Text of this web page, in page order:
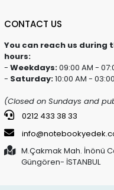
CONTACT US
You can reach us during
hours:
- Weekdays:09:00 AM -
- Saturday:10:00 AM -
(Closed on Sundays and
0212 433 38 33
M.Çakmak Mah. İnönü
Güngören- İSTANBUL